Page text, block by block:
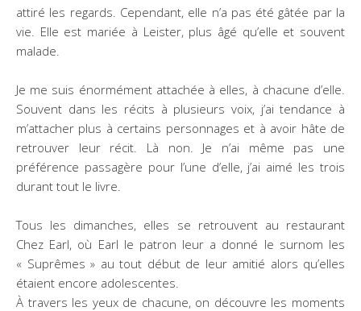
attiré les regards. Cependant, elle n’a pas été gâtée par la
vie. Elle est mariée à Leister, plus âgé qu’elle et souvent
malade.
Je me suis énormément attachée à elles, à chacune d’elle.
Souvent dans les récits à plusieurs voix, j’ai tendance à
m’attacher plus à certains personnages et à avoir hâte de
retrouver leur récit. Là non. Je n’ai même pas une
préférence passagère pour l’une d’elle, j’ai aimé les trois
durant tout le livre.
Tous les dimanches, elles se retrouvent au restaurant
Chez Earl, où Earl le patron leur a donné le surnom les
« Suprêmes » au tout début de leur amitié alors qu’elles
étaient encore adolescentes.
À travers les yeux de chacune, on découvre les moments